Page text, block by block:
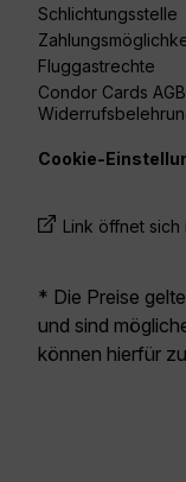
Schlichtungsstelle
Fluggastrechte
Condor Cards
Cookie-
Link öffnet
* Die Preise
und sind
können hierfür